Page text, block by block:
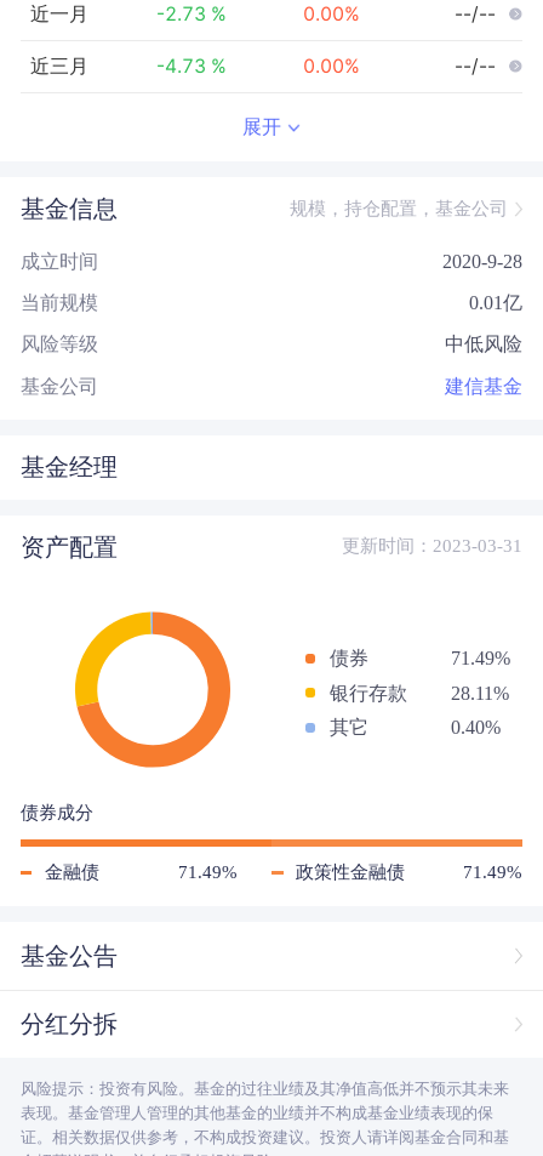
近一月 -2.73 % 0.00% --/--
近三月 -4.73 % 0.00% --/--
近三年 0.00 % --/--
近五年 --/--
成立以来 --/--
展开
基金信息 规模，持仓配置，基金公司
成立时间 2020-9-28
当前规模 0.01亿
风险等级 中低风险
基金公司 建信基金
基金经理
资产配置 更新时间：2023-03-31
债券
71.49%
银行存款
28.11%
其它
0.40%
债券成分
金融债 71.49% 政策性金融债 71.49%
基金公告
分红分拆
风险提示：投资有风险。基金的过往业绩及其净值高低并不预示其未来
表现。基金管理人管理的其他基金的业绩并不构成基金业绩表现的保
证。相关数据仅供参考，不构成投资建议。投资人请详阅基金合同和基